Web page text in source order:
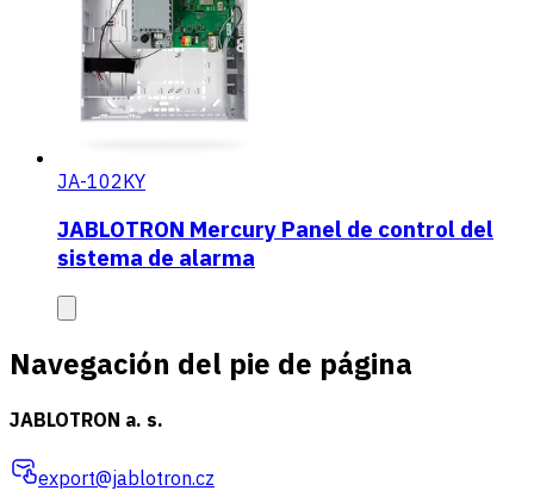
JA-102KY
JABLOTRON Mercury Panel de control del
sistema de alarma
Navegación del pie de página
JABLOTRON a. s.
export@jablotron.cz